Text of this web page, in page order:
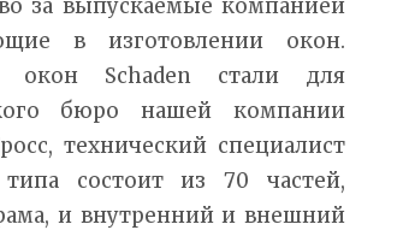
за выпускаемые компанией
в изготовлении окон.
окон Schaden стали для
бюро нашей компании
технический специалист
состоит из 70 частей,
и внутренний и внешний